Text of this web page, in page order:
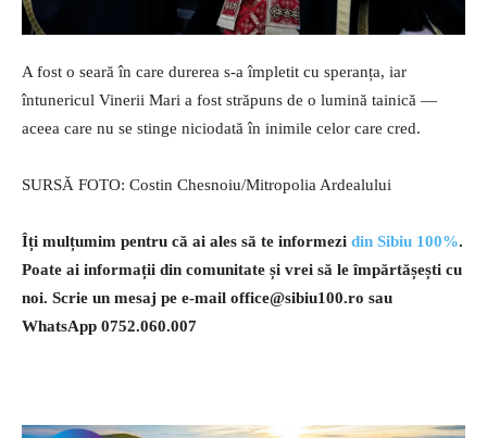
A fost o seară în care durerea s-a împletit cu speranța, iar
întunericul Vinerii Mari a fost străpuns de o lumină tainică —
aceea care nu se stinge niciodată în inimile celor care cred.
SURSĂ FOTO: Costin Chesnoiu/Mitropolia Ardealului
Îți mulțumim pentru că ai ales să te informezi din Sibiu 100%.
Poate ai informații din comunitate și vrei să le împărtășești cu
noi. Scrie un mesaj pe e-mail office@sibiu100.ro sau
WhatsApp 0752.060.007